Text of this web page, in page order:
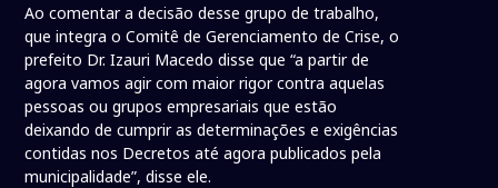
Ao comentar a decisão desse grupo de trabalho,
que integra o Comitê de Gerenciamento de Crise, o
prefeito Dr. Izauri Macedo disse que “a partir de
agora vamos agir com maior rigor contra aquelas
pessoas ou grupos empresariais que estão
deixando de cumprir as determinações e exigências
contidas nos Decretos até agora publicados pela
municipalidade”, disse ele.